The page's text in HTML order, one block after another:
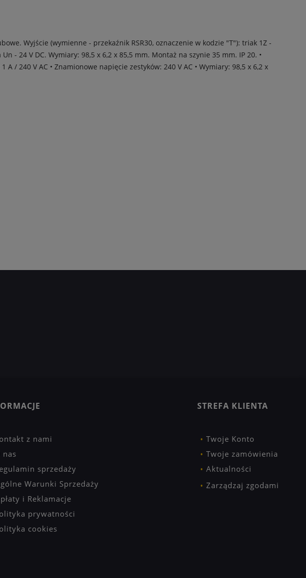
Wyjście (wymienne - przekaźnik RSR30, oznaczenie w kodzie "T"): triak 1Z -
- 24 V DC. Wymiary: 98,5 x 6,2 x 85,5 mm. Montaż na szynie 35 mm. IP 20. •
/ 240 V AC • Znamionowe napięcie zestyków: 240 V AC • Wymiary: 98,5 x 6,2 x
z nami
nas
sprzedaży
Warunki Sprzedaży
i Reklamacje
prywatności
cookies
STREFA KLIENTA
Twoje Konto
Twoje zamówienia
Aktualności
Zarządzaj zgodami